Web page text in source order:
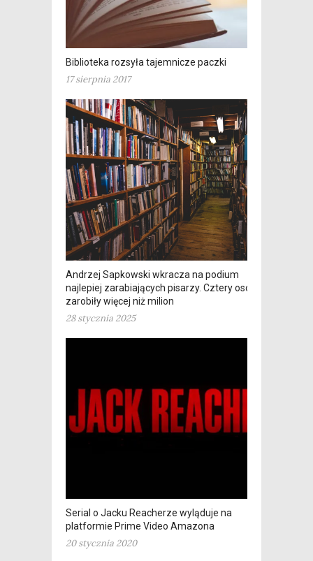
Biblioteka rozsyła tajemnicze paczki
17 sierpnia 2017
Andrzej Sapkowski wkracza na podium
najlepiej zarabiających pisarzy. Cztery osoby
zarobiły więcej niż milion
28 stycznia 2025
Serial o Jacku Reacherze wyląduje na
platformie Prime Video Amazona
20 stycznia 2020